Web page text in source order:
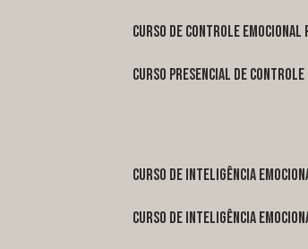
curso de controle emocional
curso presencial de
curso de inteligência
curso de inteligência